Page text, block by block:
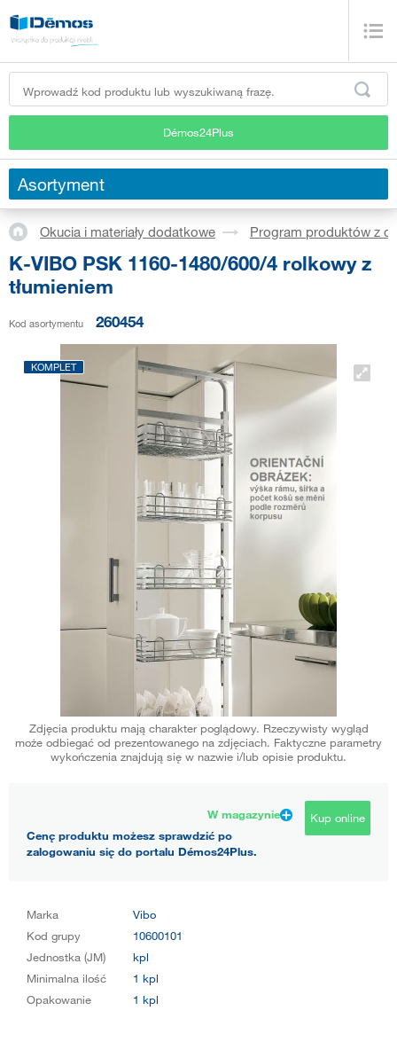
Démos24Plus
Asortyment
Okucia i materiały dodatkowe Program produktów z
K-VIBO PSK 1160-1480/600/4 rolkowy z
tłumieniem
Kod asortymentu 260454
KOMPLET
Zdjęcia produktu mają charakter poglądowy. Rzeczywisty wygląd
może odbiegać od prezentowanego na zdjęciach. Faktyczne parametry
wykończenia znajdują się w nazwie i/lub opisie produktu.
W magazynie
Cenę produktu możesz sprawdzić po
zalogowaniu się do portalu Démos24Plus.
Kup online
Marka
Vibo
Kod grupy
10600101
Jednostka (JM)
kpl
Minimalna ilość
1 kpl
Opakowanie
1 kpl